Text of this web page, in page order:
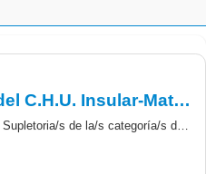
Resolución de la D.G.del C.H.U. Insular-Materno Infantil, por lo que se convoca proceso selectivo para la constitución urgente de las Listas de Empleo Supletoria/s.- Enfermera/o.
Convocatoria de Lista/s de Empleo Supletoria/s de la/s categoría/s de Enfermera/o.